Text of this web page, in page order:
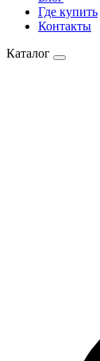
Где купить
Контакты
Каталог